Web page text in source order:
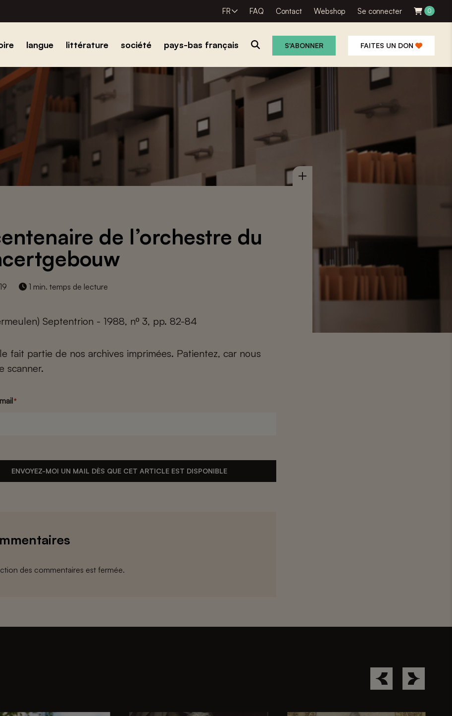
FR FAQ Contact Webshop Se connecter 0
langue littérature société pays-bas français S'ABONNER FAITES UN DON
de l’orchestre du
1 min. temps de lecture
Septentrion - 1988, nº 3, pp. 82-84
fait partie de nos archives imprimées. Patientez, car nous
scanner.
*
ENVOYEZ-MOI UN MAIL DÈS QUE CET ARTICLE EST DISPONIBLE
des commentaires est fermée.